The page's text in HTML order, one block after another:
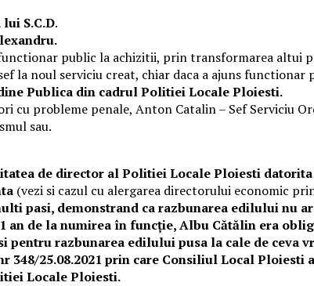
S.C.D.
public la achizitii, prin transformarea altui
la noul serviciu creat, chiar daca a ajuns functionar
Publica din cadrul Politiei Locale Ploiesti.
probleme penale, Anton Catalin – Sef Serviciu
sau.
de director al Politiei Locale Ploiesti
(vezi si cazul cu alergarea directorului economic
pasi, demonstrand ca razbunarea edilului nu
de la numirea în funcție, Albu Cătălin era
razbunarea edilului pusa la cale de ceva
25.08.2021 prin care Consiliul Local Ploiesti
Locale Ploiesti.